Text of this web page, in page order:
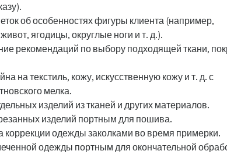
об особенностях фигуры клиента (например,
ягодицы, округлые ноги и т. д.).
рекомендаций по выбору подходящей ткани,
на текстиль, кожу, искусственную кожу и т. д. с
мелка.
изделий из тканей и других материалов.
изделий портным для пошива.
коррекции одежды заколками во время примерки.
одежды портным для окончательной